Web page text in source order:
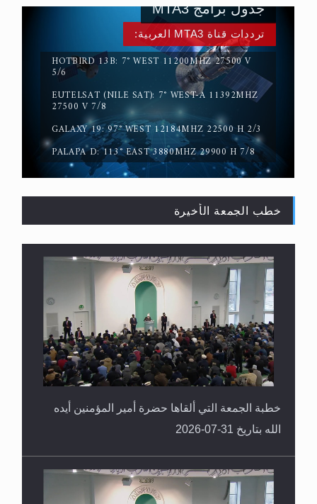
حقيقة المسيح الدجال
القرآن قاضٍ وحكمٌ على السنة ومهيمنٌ عليها.. ليس
العكس
ترددات قناة MTA3 العربية:
HOTBIRD 13B: 7° WEST 11200MHZ 27500 V
5/6
EUTELSAT (NILE SAT): 7° WEST-A 11392MHZ
27500 V 7/8
GALAXY 19: 97° WEST 12184MHZ 22500 H 2/3
PALAPA D: 113° EAST 3880MHZ 29900 H 7/8
جدول برامج MTA3
خطب الجمعة الأخيرة
خطبة الجمعة التي ألقاها حضرة أمير المؤمنين أيده
الله بتاريخ 31-07-2026